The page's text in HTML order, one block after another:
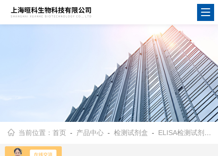
当前位置：首页 - 产品中心 -检测试剂盒 - ELISA检测试剂盒